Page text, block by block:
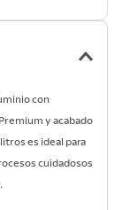
con
y acabado
es ideal para
cuidadosos